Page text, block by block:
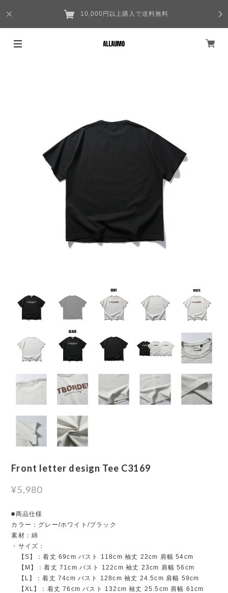
10,000円以上購入で送料無料
Front letter design Tee C3169
¥5,980
■商品仕様
カラー：グレー/ホワイト/ブラック
素材：綿
・サイズ：
【S】：着丈 69cm バスト 118cm 袖丈 22cm 肩幅 54cm
【M】：着丈 71cm バスト 122cm 袖丈 23cm 肩幅 56cm
【L】：着丈 74cm バスト 128cm 袖丈 24.5cm 肩幅 59cm
【XL】：着丈 76cm バスト 132cm 袖丈 25.5cm 肩幅 61cm